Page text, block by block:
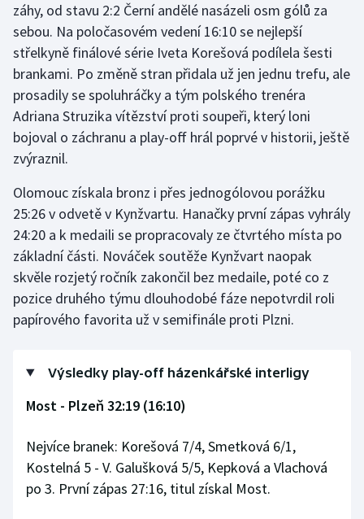
Motorsport
Olympijské hry
Parasport
Plavání
Plážový volejbal
Ragby
Rychlobruslení
Rychlostní kanoistika
Sportovní střelba
Triatlon
Veslování
záhy, od stavu 2:2 Černí andělé nasázeli osm gólů za
sebou. Na poločasovém vedení 16:10 se nejlepší
střelkyně finálové série Iveta Korešová podílela šesti
brankami. Po změně stran přidala už jen jednu trefu, ale
prosadily se spoluhráčky a tým polského trenéra
Adriana Struzika vítězství proti soupeři, který loni
bojoval o záchranu a play-off hrál poprvé v historii, ještě
zvýraznil.
Olomouc získala bronz i přes jednogólovou porážku
25:26 v odvetě v Kynžvartu. Hanačky první zápas vyhrály
24:20 a k medaili se propracovaly ze čtvrtého místa po
základní části. Nováček soutěže Kynžvart naopak
skvěle rozjetý ročník zakončil bez medaile, poté co z
pozice druhého týmu dlouhodobé fáze nepotvrdil roli
papírového favorita už v semifinále proti Plzni.
Výsledky play-off házenkářské interligy
Most - Plzeň 32:19 (16:10)
Nejvíce branek: Korešová 7/4, Smetková 6/1,
Kostelná 5 - V. Galušková 5/5, Kepková a Vlachová
po 3. První zápas 27:16, titul získal Most.